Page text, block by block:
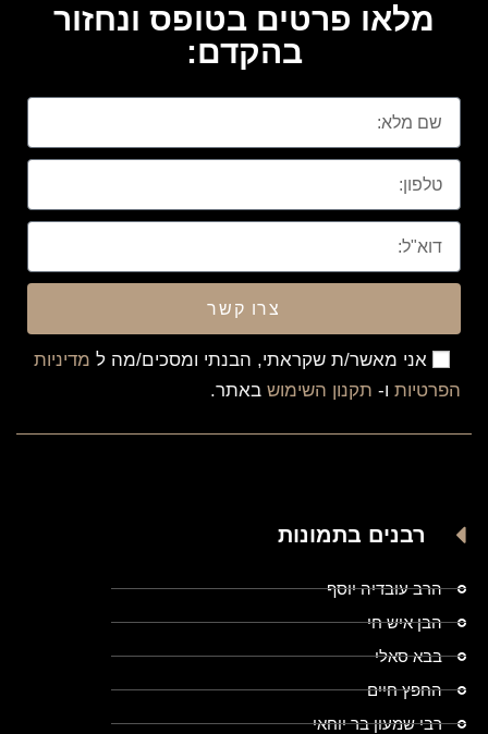
מלאו פרטים בטופס ונחזור
בהקדם:
אני מאשר/ת שקראתי, הבנתי ומסכים/מה ל מדיניות
הפרטיות ו- תקנון השימוש באתר.
צרו קשר
רבנים בתמונות
הרב עובדיה יוסף
הבן איש חי
בבא סאלי
החפץ חיים
רבי שמעון בר יוחאי